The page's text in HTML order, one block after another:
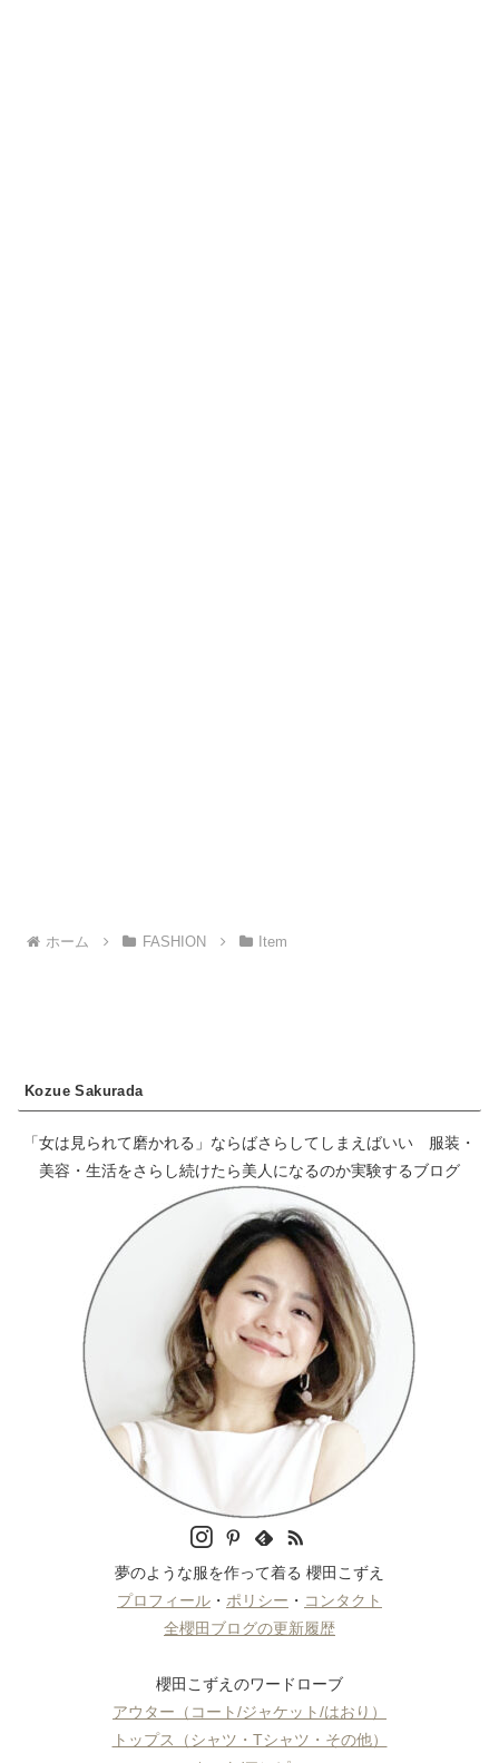
ホーム FASHION Item
Kozue Sakurada
「女は見られて磨かれる」ならばさらしてしまえばいい 服装・
美容・生活をさらし続けたら美人になるのか実験するブログ
夢のような服を作って着る 櫻田こずえ
プロフィール ・ ポリシー ・ コンタクト
全櫻田ブログの更新履歴
櫻田こずえのワードローブ
アウター（コート/ジャケット/はおり）
トップス（シャツ・Tシャツ・その他）